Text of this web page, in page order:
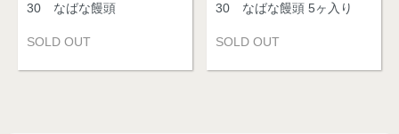
30 なばな饅頭
SOLD OUT
30 なばな饅頭 5ヶ入り
SOLD OUT